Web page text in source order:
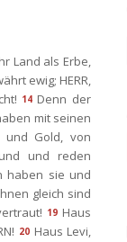
Land als Erbe,
ewig; HERR,
14 Denn der
mit seinen
Gold, von
und reden
haben sie und
gleich sind
19 Haus
20 Haus Levi,